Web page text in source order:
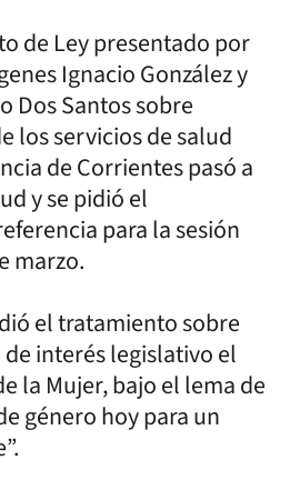
de Ley presentado por
Ignacio González y
Dos Santos sobre
los servicios de salud
de Corrientes pasó a
y se pidió el
para la sesión
marzo.
el tratamiento sobre
interés legislativo el
la Mujer, bajo el lema de
género hoy para un